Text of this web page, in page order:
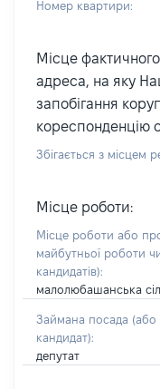
Номер квартири:
Місце
адреса, на яку
запобігання
кореспонденцію
Збігається з місцем
Місце роботи:
Місце роботи або
майбутньої роботи
кандидатів):
малолюбашанська
Займана посада (або
кандидат):
депутат